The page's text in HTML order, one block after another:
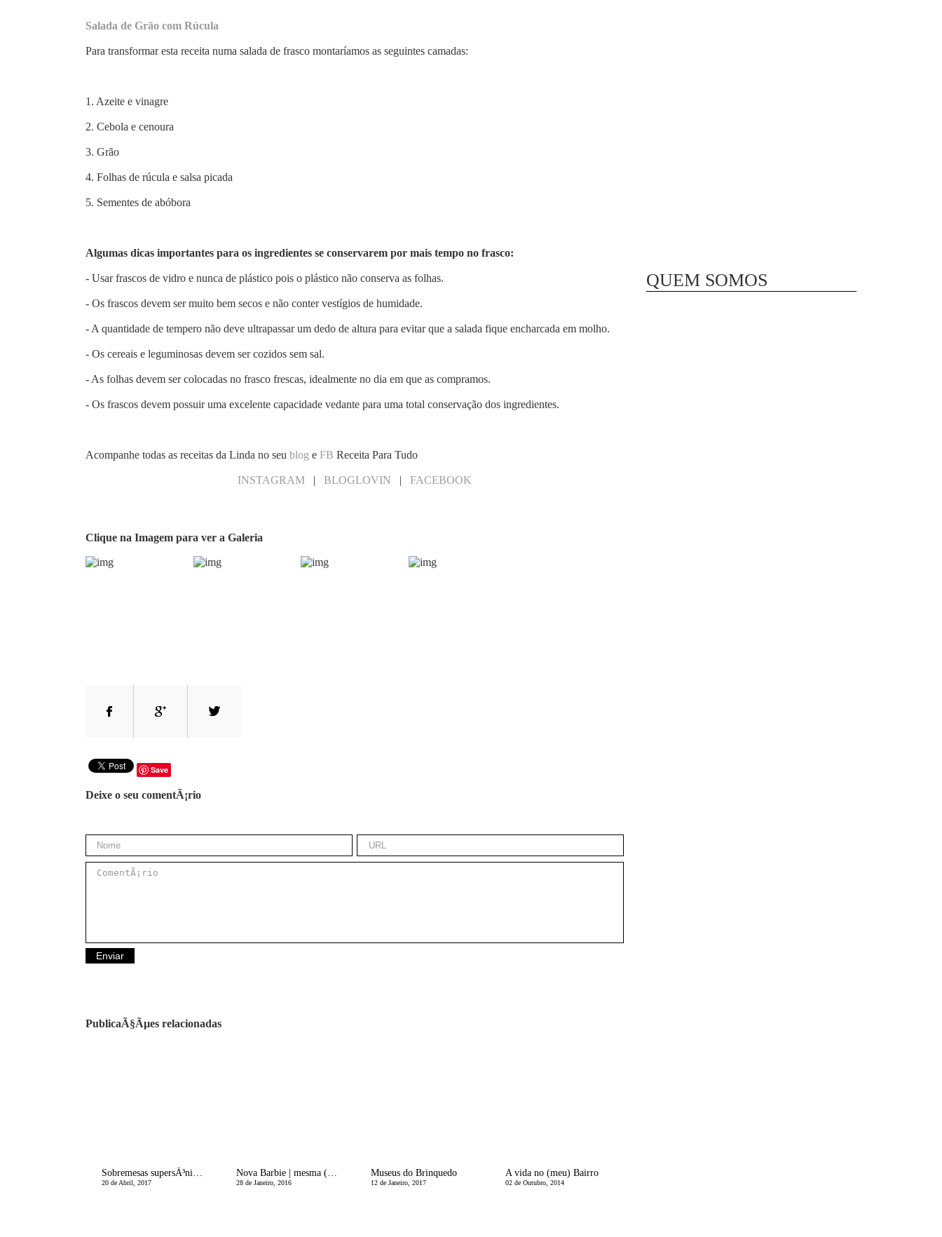
Salada de Grão com Rúcula
Para transformar esta receita numa salada de frasco montaríamos as seguintes camadas:
1. Azeite e vinagre
2. Cebola e cenoura
3. Grão
4. Folhas de rúcula e salsa picada
5. Sementes de abóbora
Algumas dicas importantes para os ingredientes se conservarem por mais tempo no frasco:
- Usar frascos de vidro e nunca de plástico pois o plástico não conserva as folhas.
- Os frascos devem ser muito bem secos e não conter vestígios de humidade.
- A quantidade de tempero não deve ultrapassar um dedo de altura para evitar que a salada fique encharcada em molho.
- Os cereais e leguminosas devem ser cozidos sem sal.
- As folhas devem ser colocadas no frasco frescas, idealmente no dia em que as compramos.
- Os frascos devem possuir uma excelente capacidade vedante para uma total conservação dos ingredientes.
Acompanhe todas as receitas da Linda no seu blog e FB Receita Para Tudo
INSTAGRAM | BLOGLOVIN | FACEBOOK
Clique na Imagem para ver a Galeria
Save
Deixe o seu comentÃ¡rio
PublicaÃ§Ãµes relacionadas
Sobremesas supersÃ³nicas e simples - Happy Tastes!
20 de Abril, 2017
Nova Barbie | mesma (nÃ£o) percepÃ§Ã£o da realidade
28 de Janeiro, 2016
Museus do Brinquedo
12 de Janeiro, 2017
A vida no (meu) Bairro
02 de Outubro, 2014
QUEM SOMOS